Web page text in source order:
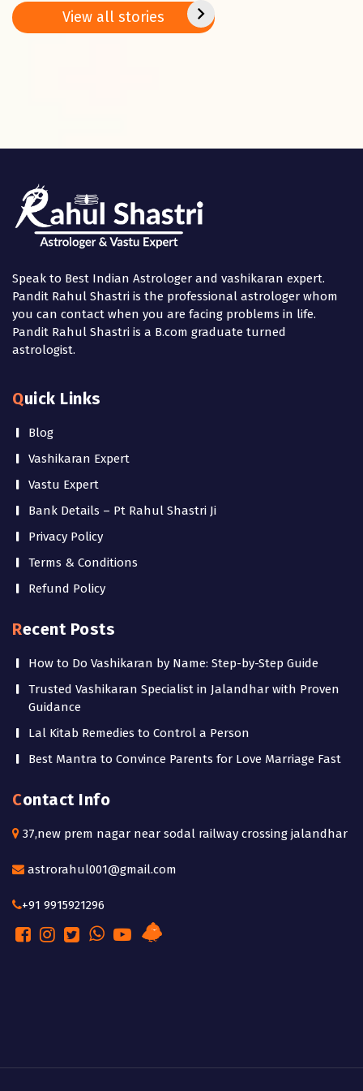
Basant
Panchami
2025
View all stories
Speak to Best Indian Astrologer and vashikaran expert.
Pandit Rahul Shastri is the professional astrologer whom
you can contact when you are facing problems in life.
Pandit Rahul Shastri is a B.com graduate turned
astrologist.
Quick Links
Blog
Vashikaran Expert
Vastu Expert
Bank Details – Pt Rahul Shastri Ji
Privacy Policy
Terms & Conditions
Refund Policy
Recent Posts
How to Do Vashikaran by Name: Step-by-Step Guide
Trusted Vashikaran Specialist in Jalandhar with Proven
Guidance
Lal Kitab Remedies to Control a Person
Best Mantra to Convince Parents for Love Marriage Fast
Contact Info
37,new prem nagar near sodal railway crossing jalandhar
astrorahul001@gmail.com
+91 9915921296